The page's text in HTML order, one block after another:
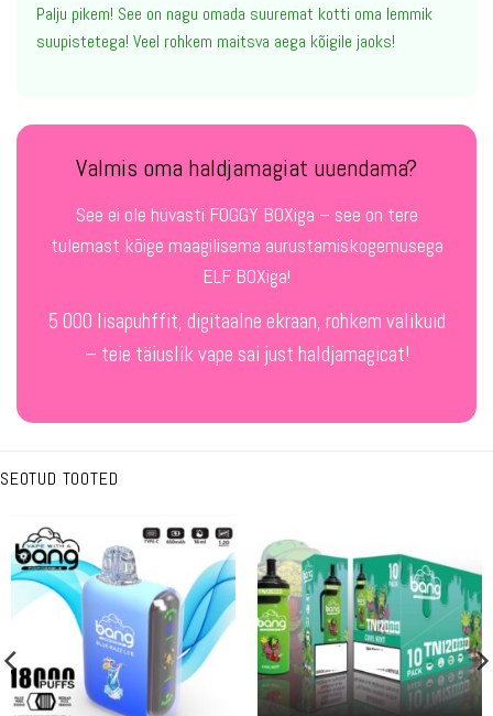
Palju pikem! See on nagu omada suuremat kotti oma lemmik
suupistetega! Veel rohkem maitsva aega kõigile jaoks!
Valmis oma haldjamagiat uuendama?
See ei ole hüvasti FOGGY BOXiga – see on tere
tulemast kõige maagilisema aurustamiskogemusega
ELF BOXiga!
5 000 lisapuhffit, digitaalne ekraan, rohkem valikuid
– teie täiuslik vape sai just haldjamagicat!
SEOTUD TOOTED